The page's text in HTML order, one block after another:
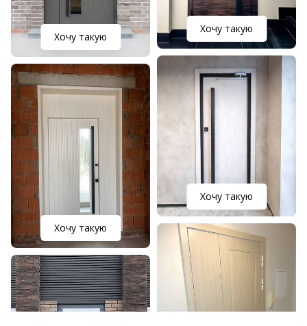
Хочу такую
Хочу такую
Хочу такую
Хочу такую